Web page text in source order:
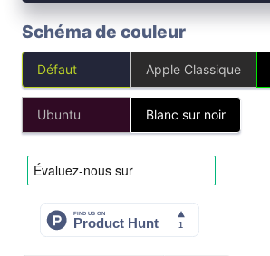
Schéma de couleur
Défaut Apple Classique
Ubuntu Blanc sur noir